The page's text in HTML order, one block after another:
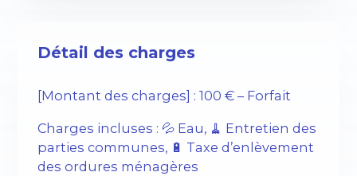
Détail des charges
[Montant des charges] : 100 € – Forfait
Charges incluses : 💦 Eau, 🧹 Entretien des
parties communes, 🔋 Taxe d’enlèvement
des ordures ménagères